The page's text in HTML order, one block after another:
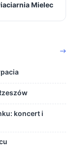
Mielec
koncert i